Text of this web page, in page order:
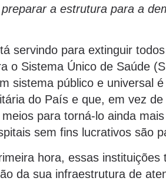
a estrutura para a
servindo para extinguir
o Sistema Único de Saúde
sistema público e universal
do País e que, em vez
para torná-lo ainda
sem fins lucrativos são
hora, essas
da sua infraestrutura de